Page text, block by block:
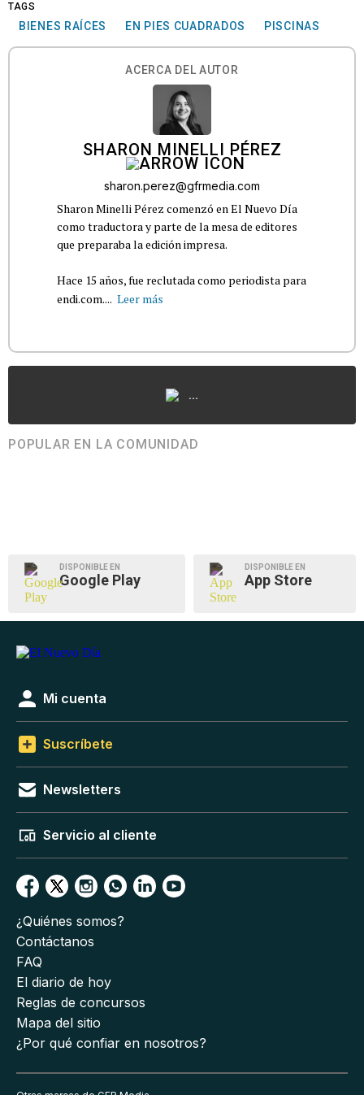
TAGS
BIENES RAÍCES EN PIES CUADRADOS PISCINAS
ACERCA DEL AUTOR
SHARON MINELLI PÉREZ
sharon.perez@gfrmedia.com
Sharon Minelli Pérez comenzó en El Nuevo Día
como traductora y parte de la mesa de editores
que preparaba la edición impresa.
Hace 15 años, fue reclutada como periodista para
endi.com.... Leer más
...
POPULAR EN LA COMUNIDAD
DISPONIBLE EN
Google Play
DISPONIBLE EN
App Store
Mi cuenta
Suscríbete
Newsletters
Servicio al cliente
¿Quiénes somos?
Contáctanos
FAQ
El diario de hoy
Reglas de concursos
Mapa del sitio
¿Por qué confiar en nosotros?